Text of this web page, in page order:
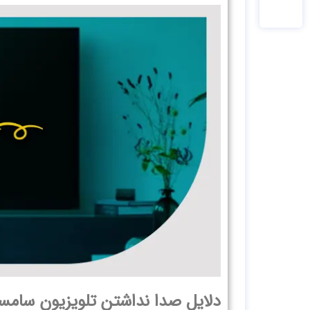
دلایل صدا نداشتن تلویزیون